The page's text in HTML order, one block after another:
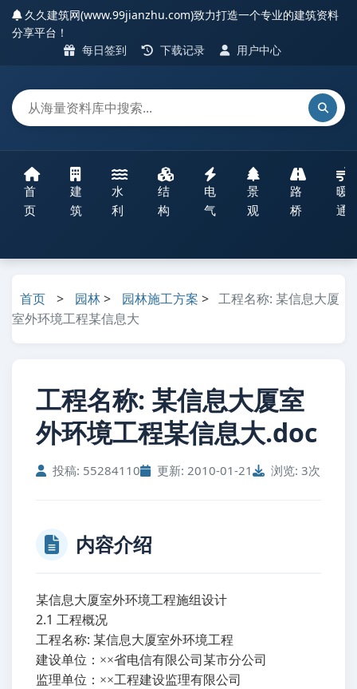
久久建筑网(www.99jianzhu.com)致力打造一个专业的建筑资料
分享平台！
每日签到
下载记录 用户中心
首
页
建
筑
水
利
结
构
电
气
景
观
路
桥
暖
通
首页 > 园林> 园林施工方案 > 工程名称: 某信息大厦
室外环境工程某信息大
工程名称: 某信息大厦室
外环境工程某信息大.doc
投稿: 55284110 更新: 2010-01-21 浏览: 3次
内容介绍
某信息大厦室外环境工程施组设计
2.1 工程概况
工程名称: 某信息大厦室外环境工程
建设单位：××省电信有限公司某市分公司
监理单位：××工程建设监理有限公司